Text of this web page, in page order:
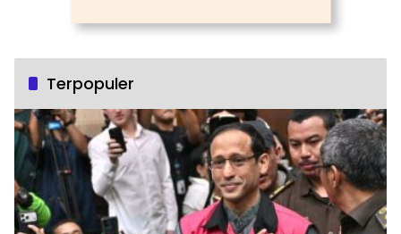
Terpopuler